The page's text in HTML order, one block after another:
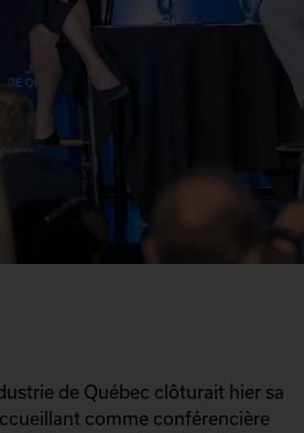
de Québec clôturait hier sa
comme conférencière